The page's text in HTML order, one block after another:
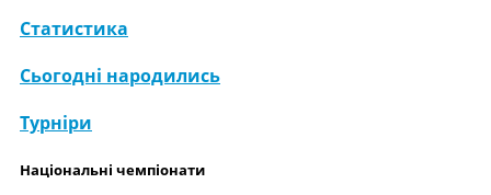
Статистика
Сьогодні народились
Турніри
Національні чемпіонати